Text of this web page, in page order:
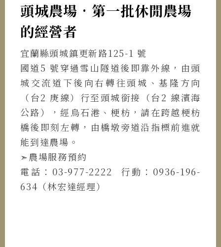
頭城農場•第一批休閒農場
的經營者
宜蘭縣頭城鎮更新路125-1 號
國道5 號穿過雪山隧道後即靠外線，由頭
城交流道下後向右轉往頭城、基隆方向
（台2 庚線）行至頭城銜接（台2 線濱海
公路），經烏石港、梗枋，請在跨越梗枋
橋後即刻左轉，由橋墩旁道沿指標前進就
能到達農場。
➣農場服務預約
電話：03-977-2222 行動：0936-196-
634（林宏達經理）